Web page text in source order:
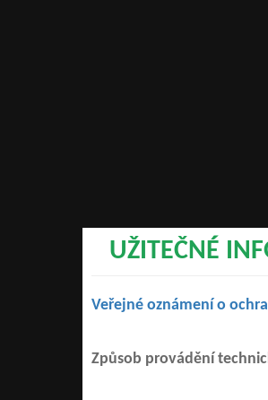
UŽITEČNÉ
Veřejné oznámení o
Způsob provádění